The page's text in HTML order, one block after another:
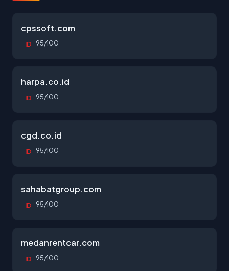
cpssoft.com
ID 95/100
harpa.co.id
ID 95/100
cgd.co.id
ID 95/100
sahabatgroup.com
ID 95/100
medanrentcar.com
ID 95/100